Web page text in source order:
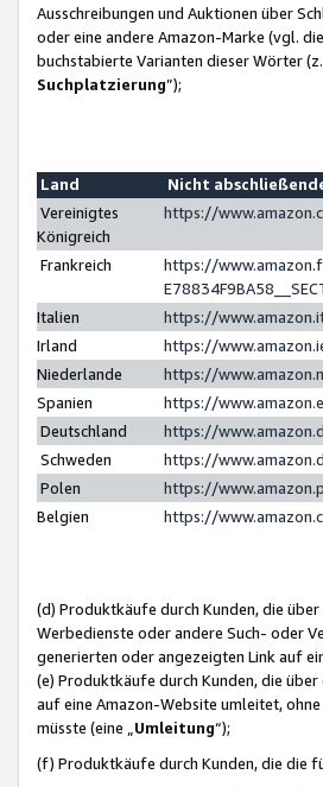
Ausschreibungen und Auktionen über
oder eine andere Amazon-Marke (vgl.
buchstabierte Varianten dieser Wörter
Suchplatzierung”);
Land
Nicht
Vereinigtes
Königreich
https://
Frankreich
https://
Italien
https://
Irland
https://
Niederlande
https://
Spanien
https://
Deutschland
https://
Schweden
https://
Polen
https://
Belgien
https://
(d) Produktkäufe durch Kunden, die
Werbedienste oder andere Such- oder
generierten oder angezeigten Link auf
(e) Produktkäufe durch Kunden, die
auf eine Amazon-Website umleitet,
müsste (eine „ Umleitung“);
(f) Produktkäufe durch Kunden, die die